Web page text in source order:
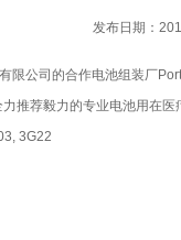
发布日期：
限公司的合作电池组装厂
推荐毅力的专业电池用在医
3G22